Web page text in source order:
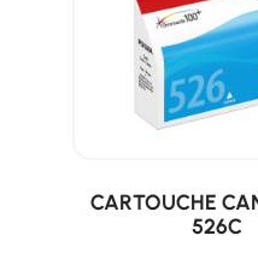
CARTOUCHE
526C